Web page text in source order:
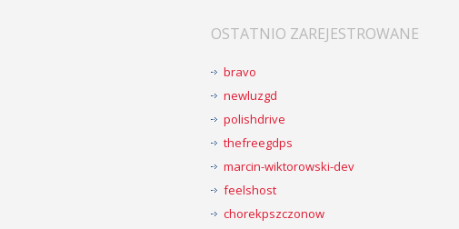
OSTATNIO ZAREJESTROWANE
bravo
newluzgd
polishdrive
thefreegdps
marcin-wiktorowski-dev
feelshost
chorekpszczonow